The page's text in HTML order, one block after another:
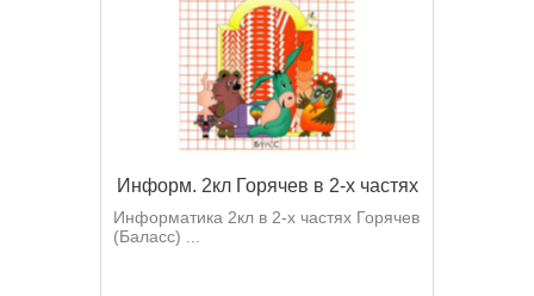
Информ. 2кл Горячев в 2-х частях
Информатика 2кл в 2-х частях Горячев
(Баласс) ...